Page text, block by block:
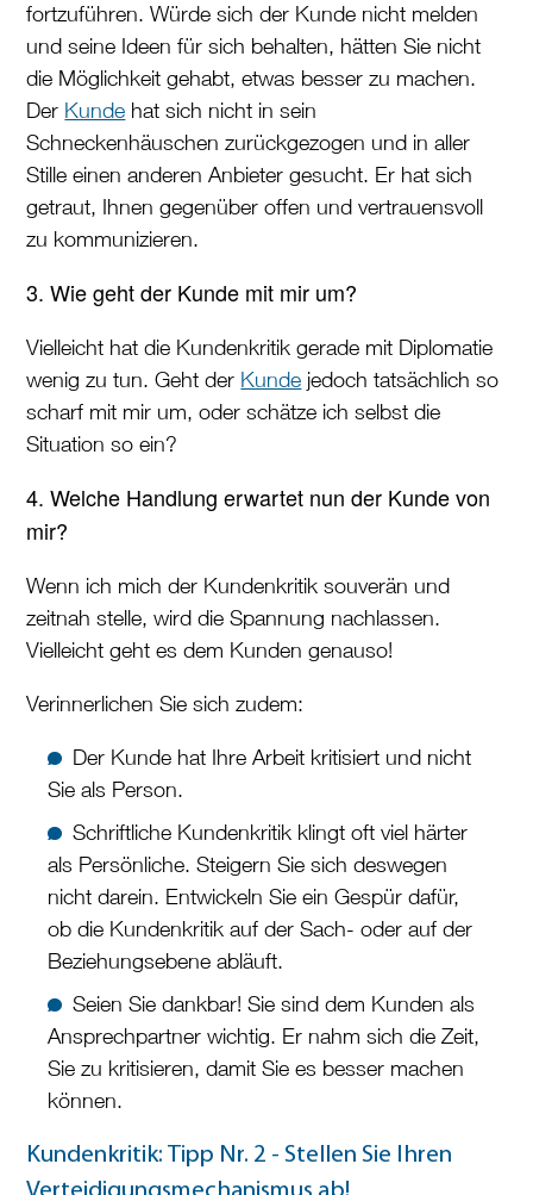
fortzuführen. Würde sich der Kunde nicht melden
und seine Ideen für sich behalten, hätten Sie nicht
die Möglichkeit gehabt, etwas besser zu machen.
Der Kunde hat sich nicht in sein
Schneckenhäuschen zurückgezogen und in aller
Stille einen anderen Anbieter gesucht. Er hat sich
getraut, Ihnen gegenüber offen und vertrauensvoll
zu kommunizieren.
3. Wie geht der Kunde mit mir um?
Vielleicht hat die Kundenkritik gerade mit Diplomatie
wenig zu tun. Geht der Kunde jedoch tatsächlich so
scharf mit mir um, oder schätze ich selbst die
Situation so ein?
4. Welche Handlung erwartet nun der Kunde von
mir?
Wenn ich mich der Kundenkritik souverän und
zeitnah stelle, wird die Spannung nachlassen.
Vielleicht geht es dem Kunden genauso!
Verinnerlichen Sie sich zudem:
Der Kunde hat Ihre Arbeit kritisiert und nicht
Sie als Person.
Schriftliche Kundenkritik klingt oft viel härter
als Persönliche. Steigern Sie sich deswegen
nicht darein. Entwickeln Sie ein Gespür dafür,
ob die Kundenkritik auf der Sach- oder auf der
Beziehungsebene abläuft.
Seien Sie dankbar! Sie sind dem Kunden als
Ansprechpartner wichtig. Er nahm sich die Zeit,
Sie zu kritisieren, damit Sie es besser machen
können.
Kundenkritik: Tipp Nr. 2 - Stellen Sie Ihren